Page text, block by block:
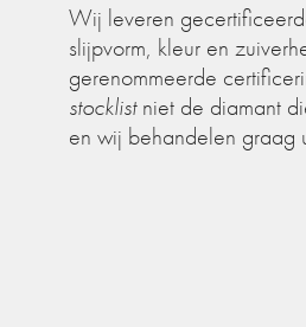
Wij leveren
slijpvorm, kleur en
gerenommeerde
stocklistniet de diamant
en wij behandelen graag